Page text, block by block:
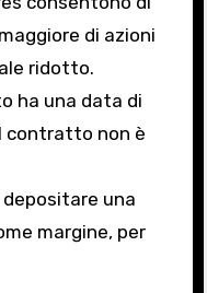
di azioni
ridotto.
ha una data di
contratto non è
una
margine, per